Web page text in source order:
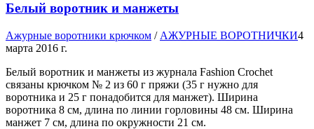
Белый воротник и манжеты
Ажурные воротники крючком / АЖУРНЫЕ ВОРОТНИЧКИ4
марта 2016 г.
Белый воротник и манжеты из журнала Fashion Crochet
связаны крючком № 2 из 60 г пряжи (35 г нужно для
воротника и 25 г понадобится для манжет). Ширина
воротника 8 см, длина по линии горловины 48 см. Ширина
манжет 7 см, длина по окружности 21 см.